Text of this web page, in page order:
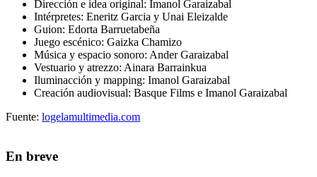
Dirección e idea original: Imanol Garaizabal
Intérpretes: Eneritz Garcia y Unai Eleizalde
Guion: Edorta Barruetabeña
Juego escénico: Gaizka Chamizo
Música y espacio sonoro: Ander Garaizabal
Vestuario y atrezzo: Ainara Barrainkua
Iluminacción y mapping: Imanol Garaizabal
Creación audiovisual: Basque Films e Imanol Garaizabal
Fuente: logelamultimedia.com
En breve